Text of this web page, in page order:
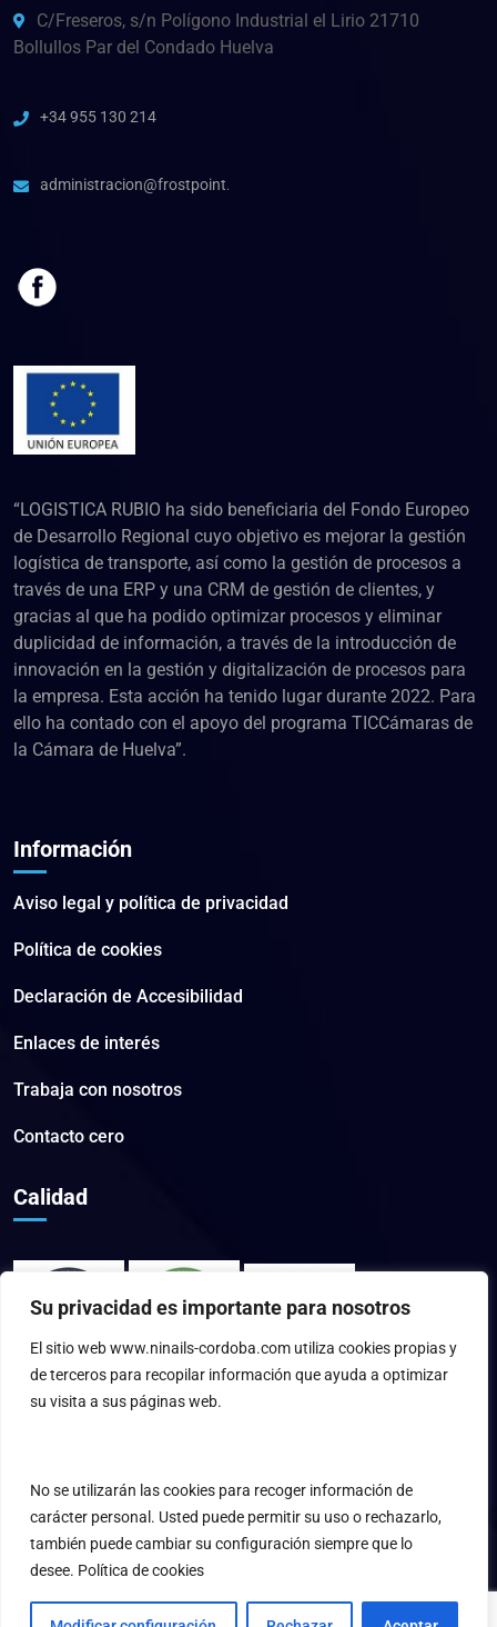
Su privacidad es importante para nosotros
El sitio web www.ninails-cordoba.com utiliza cookies propias y
de terceros para recopilar información que ayuda a optimizar
su visita a sus páginas web.
No se utilizarán las cookies para recoger información de
carácter personal. Usted puede permitir su uso o rechazarlo,
también puede cambiar su configuración siempre que lo
desee. Política de cookies
C/Freseros, s/n Polígono Industrial el Lirio 21710
Bollullos Par del Condado Huelva
+34 955 130 214
administracion@frostpoint.es
“LOGISTICA RUBIO ha sido beneficiaria del Fondo Europeo
de Desarrollo Regional cuyo objetivo es mejorar la gestión
logística de transporte, así como la gestión de procesos a
través de una ERP y una CRM de gestión de clientes, y
gracias al que ha podido optimizar procesos y eliminar
duplicidad de información, a través de la introducción de
innovación en la gestión y digitalización de procesos para
la empresa. Esta acción ha tenido lugar durante 2022. Para
ello ha contado con el apoyo del programa TICCámaras de
la Cámara de Huelva”.
Información
Aviso legal y política de privacidad
Política de cookies
Declaración de Accesibilidad
Enlaces de interés
Trabaja con nosotros
Contacto cero
Calidad
© 2023Frostpoint- Todos los derechos reservados - Diseñado